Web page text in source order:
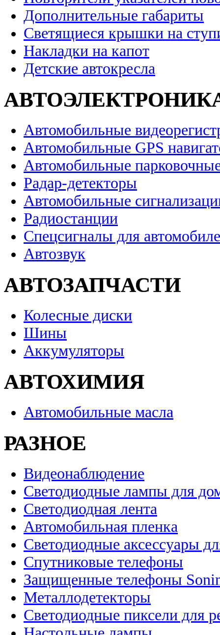
Дополнительные габариты
Светящиеся крышки на
Накладки на капот
Детские автокресла
Автомобильные
Автомобильные GPS
Автомобильные
Радар-детекторы
Автомобильные
Радиостанции
Спецсигналы для
Автозвук
АВТОЗАПЧАСТИ
Колесные диски
Шины
Аккумуляторы
АВТОХИМИЯ
Автомобильные масла
РАЗНОЕ
Видеонаблюдение
Светодиодные лампы для
Светодиодная лента
Автомобильная пленка
Светодиодные аксессуары
Спутниковые телефоны
Защищенные телефоны
Металлодетекторы
Светодиодные пиксели для